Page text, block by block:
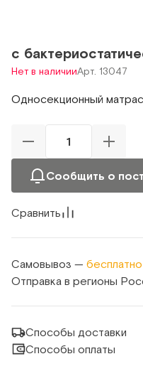
c
Нет в наличииАрт. 13047
Односекционный
Сообщить о
Сравнить
Самовывоз — бесплатно
Отправка в регионы
Способы доставки
Способы оплаты